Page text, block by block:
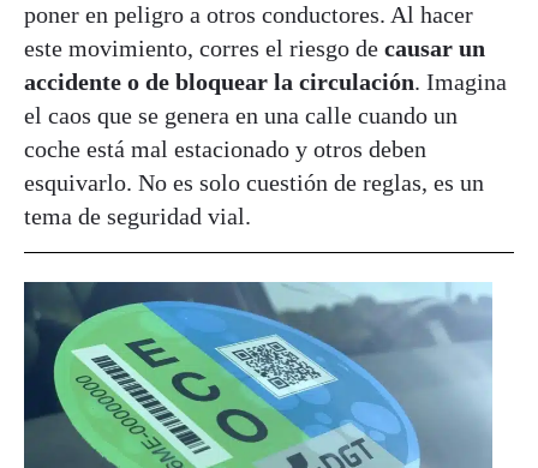
poner en peligro a otros conductores. Al hacer
este movimiento, corres el riesgo de causar un
accidente o de bloquear la circulación. Imagina
el caos que se genera en una calle cuando un
coche está mal estacionado y otros deben
esquivarlo. No es solo cuestión de reglas, es un
tema de seguridad vial.